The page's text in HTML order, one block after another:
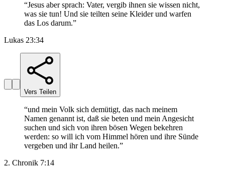
“Jesus aber sprach: Vater, vergib ihnen sie wissen nicht,
was sie tun! Und sie teilten seine Kleider und warfen
das Los darum.”
Lukas 23:34
Vers Teilen
“und mein Volk sich demütigt, das nach meinem
Namen genannt ist, daß sie beten und mein Angesicht
suchen und sich von ihren bösen Wegen bekehren
werden: so will ich vom Himmel hören und ihre Sünde
vergeben und ihr Land heilen.”
2. Chronik 7:14